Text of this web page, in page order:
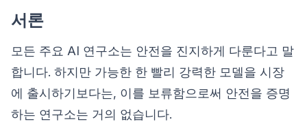
서론
모든 주요 AI 연구소는 안전을 진지하게 다룬다고 말
합니다. 하지만 가능한 한 빨리 강력한 모델을 시장
에 출시하기보다는, 이를 보류함으로써 안전을 증명
하는 연구소는 거의 없습니다.